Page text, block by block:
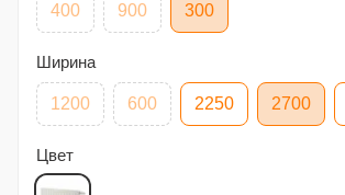
400 900 300
Ширина
1200 600 2250 2700
Цвет